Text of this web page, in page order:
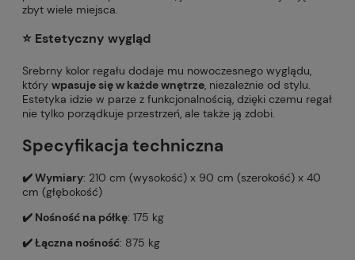
zbyt wiele miejsca.
⭐️ Estetyczny wygląd
Srebrny kolor regału dodaje mu nowoczesnego wyglądu,
który wpasuje się w każde wnętrze, niezależnie od stylu.
Estetyka idzie w parze z funkcjonalnością, dzięki czemu regał
nie tylko porządkuje przestrzeń, ale także ją zdobi.
Specyfikacja techniczna
✔️ Wymiary: 210 cm (wysokość) x 90 cm (szerokość) x 40
cm (głębokość)
✔️ Nośność na półkę: 175 kg
✔️ Łączna nośność: 875 kg